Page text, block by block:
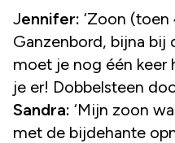
Jennifer: ‘Zoon
Ganzenbord, bijna bij
moet je nog één keer
je er! Dobbelsteen
Sandra: ‘Mijn zoon
met de bijdehante